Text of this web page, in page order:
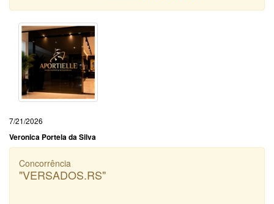
7/21/2026
Veronica Portela da Silva
Concorrência
"VERSADOS.RS"